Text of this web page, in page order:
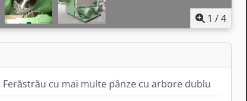
1 /4
Ferăstrău cu mai multe pânze cu arbore dublu